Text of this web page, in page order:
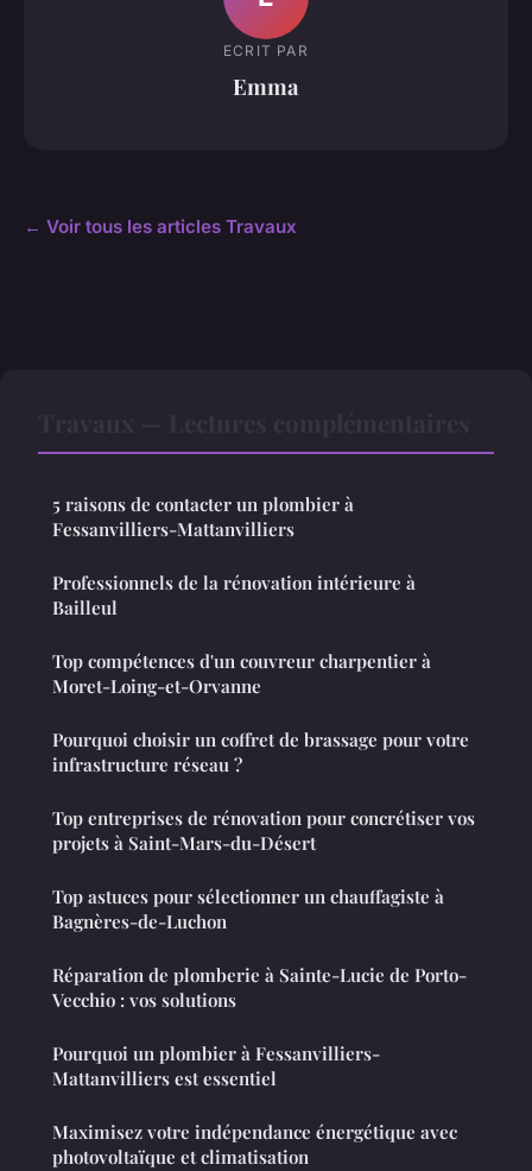
ECRIT PAR
Emma
← Voir tous les articles Travaux
5 raisons de contacter un plombier à
Fessanvilliers-Mattanvilliers
Professionnels de la rénovation intérieure à
Bailleul
Top compétences d'un couvreur charpentier à
Moret-Loing-et-Orvanne
Pourquoi choisir un coffret de brassage pour votre
infrastructure réseau ?
Top entreprises de rénovation pour concrétiser vos
projets à Saint-Mars-du-Désert
Top astuces pour sélectionner un chauffagiste à
Bagnères-de-Luchon
Réparation de plomberie à Sainte-Lucie de Porto-
Vecchio : vos solutions
Pourquoi un plombier à Fessanvilliers-
Mattanvilliers est essentiel
Maximisez votre indépendance énergétique avec
photovoltaïque et climatisation